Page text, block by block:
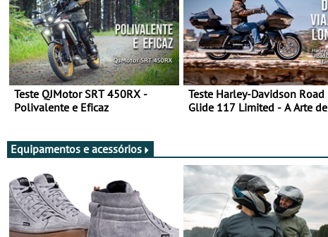
Teste QJMotor SRT 450RX -
Polivalente e Eficaz
Teste Harley-Davidson Road
Glide 117 Limited - A Arte de
Equipamentos e acessórios